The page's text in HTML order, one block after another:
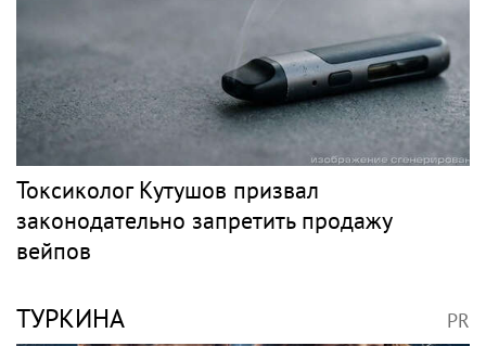
блокбастера «Девятая
планета»
Бутман заявил, что
предложит Долиной
кафедру в будущем
джазовом вузе
Певица SYUZANNA
(Сюзанна Грамагина):
как перестать
волноваться и начать
говорить спокойно
Новости тенниса